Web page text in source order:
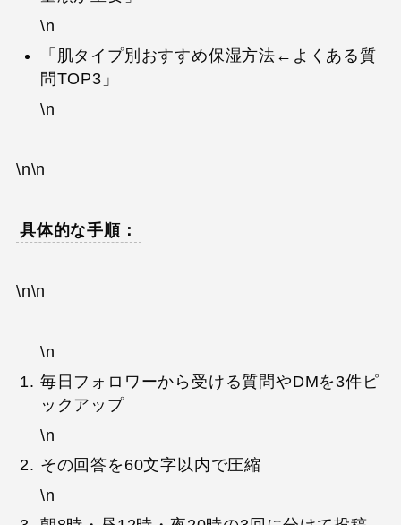
\n
「肌タイプ別おすすめ保湿方法←よくある質
問TOP3」
\n
\n\n
具体的な手順：
\n\n
\n
毎日フォロワーから受ける質問やDMを3件ピ
ックアップ
\n
その回答を60文字以内で圧縮
\n